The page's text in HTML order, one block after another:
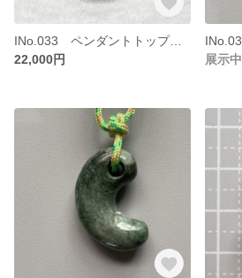
INo.033 ペンダントトップ ダブルサークル 糸魚川ヒスイ 青海川ラベンダーヒスイ
22,000円
展示中